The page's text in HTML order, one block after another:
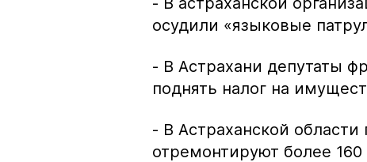
осудили «языковые
- В Астрахани депутаты
поднять налог на
- В Астраханской
отремонтируют более